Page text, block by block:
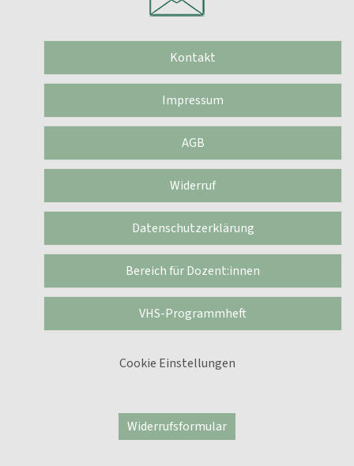
Kontakt
Impressum
AGB
Widerruf
Datenschutzerklärung
Bereich für Dozent:innen
VHS-Programmheft
Cookie Einstellungen
Widerrufsformular